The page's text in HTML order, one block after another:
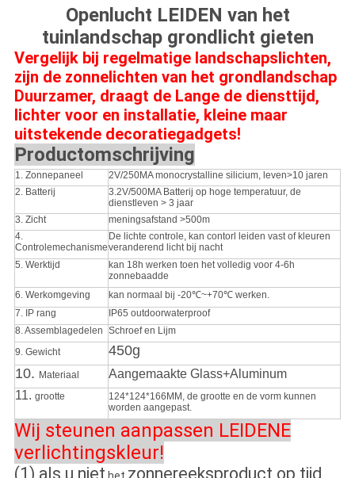
Openlucht LEIDEN van het
tuinlandschap grondlicht gieten
Vergelijk bij regelmatige landschapslichten,
zijn de zonnelichten van het grondlandschap
Duurzamer, draagt de Lange de diensttijd,
lichter voor en installatie, kleine maar
uitstekende decoratiegadgets!
Productomschrijving
1. Zonnepaneel
2V/250MA monocrystalline silicium, leven>10 jaren
2. Batterij
3.2V/500MA Batterij op hoge temperatuur, de
dienstleven > 3 jaar
3. Zicht
meningsafstand >500m
4.
Controlemechanisme
De lichte controle, kan contorl leiden vast of kleuren
veranderend licht bij nacht
5. Werktijd
kan 18h werken toen het volledig voor 4-6h
zonnebaadde
6. Werkomgeving
kan normaal bij -20℃~+70℃ werken.
7. IP rang
IP65 outdoorwaterproof
8. Assemblagedelen Schroef en Lijm
9. Gewicht
450g
10. Materiaal
Aangemaakte Glass+Aluminum
11. grootte
124*124*166MM, de grootte en de vorm kunnen
worden aangepast.
Wij steunen aanpassen LEIDENE
verlichtingskleur!
(1) als u niet
zonnereeksproduct op tijd